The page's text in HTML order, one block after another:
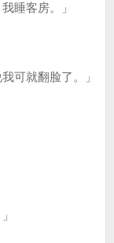
睡客房。」
可就翻脸了。」